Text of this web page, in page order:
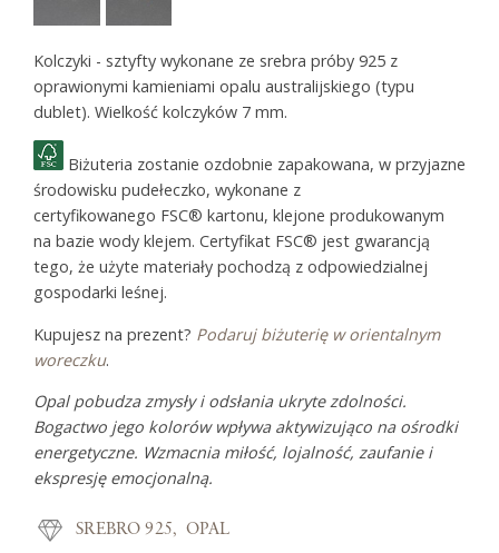
Kolczyki - sztyfty wykonane ze srebra próby 925 z
oprawionymi kamieniami opalu australijskiego (typu
dublet). Wielkość kolczyków 7 mm.
Biżuteria zostanie ozdobnie zapakowana, w przyjazne
środowisku pudełeczko, wykonane z
certyfikowanego FSC® kartonu, klejone produkowanym
na bazie wody klejem. Certyfikat FSC® jest gwarancją
tego, że użyte materiały pochodzą z odpowiedzialnej
gospodarki leśnej.
Kupujesz na prezent? Podaruj biżuterię w orientalnym
woreczku.
Opal pobudza zmysły i odsłania ukryte zdolności.
Bogactwo jego kolorów wpływa aktywizująco na ośrodki
energetyczne. Wzmacnia miłość, lojalność, zaufanie i
ekspresję emocjonalną.
SREBRO 925 OPAL